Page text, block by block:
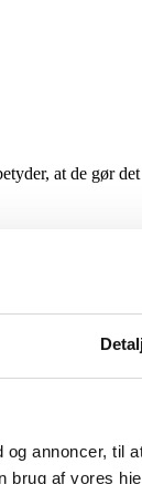
annoncer, til
af vores
at de gør
til
også kaldet
tæt på.
du oplever,